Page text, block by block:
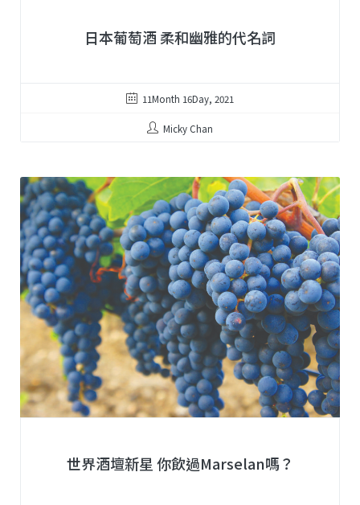
日本葡萄酒 柔和幽雅的代名詞
11Month 16Day, 2021
Micky Chan
世界酒壇新星 你飲過Marselan嗎？